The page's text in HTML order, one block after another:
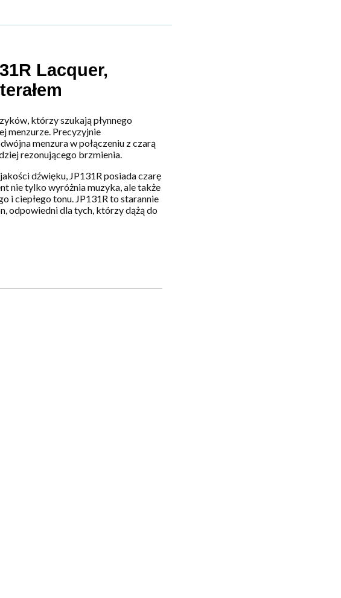
Lacquer,
którzy szukają płynnego
menzurze. Precyzyjnie
menzura w połączeniu z czarą
rezonującego brzmienia.
dźwięku, JP131R posiada czarę
nie tylko wyróżnia muzyka, ale także
i ciepłego tonu. JP131R to starannie
odpowiedni dla tych, którzy dążą do